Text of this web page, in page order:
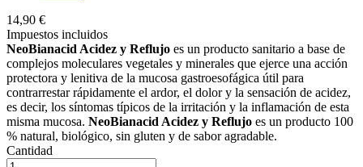
14,90 €
Impuestos incluidos
NeoBianacid Acidez y Reflujo es un producto sanitario a base de
complejos moleculares vegetales y minerales que ejerce una acción
protectora y lenitiva de la mucosa gastroesofágica útil para
contrarrestar rápidamente el ardor, el dolor y la sensación de acidez,
es decir, los síntomas típicos de la irritación y la inflamación de esta
misma mucosa. NeoBianacid Acidez y Reflujo es un producto 100
% natural, biológico, sin gluten y de sabor agradable.
Cantidad